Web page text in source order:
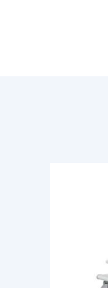
negócio, quer em
dos produtos,